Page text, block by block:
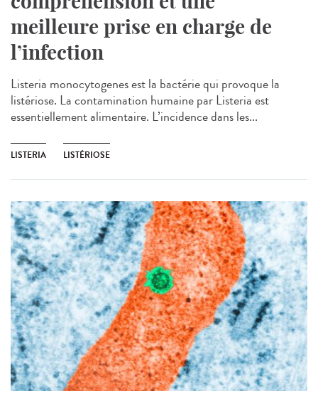
meilleure prise en charge de
l’infection
Listeria monocytogenes est la bactérie qui provoque la
listériose. La contamination humaine par Listeria est
essentiellement alimentaire. L’incidence dans les...
LISTERIA LISTÉRIOSE